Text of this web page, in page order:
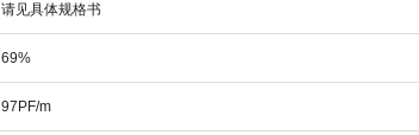
请见具体规格书
69%
97PF/m